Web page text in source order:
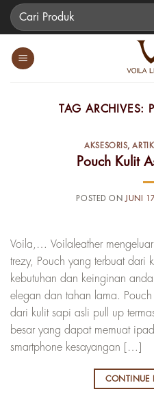
SkipPencarian
untuk:
TAG ARCHIVES:
AKSESORIS,
Pouch Kulit
POSTED ON JUNI
Voila,… Voilaleather
trezy, Pouch yang terbuat dari
kebutuhan dan keinginan
elegan dan tahan lama.
dari kulit sapi asli pull up
besar yang dapat memuat
smartphone kesayangan […]
CONTINUE